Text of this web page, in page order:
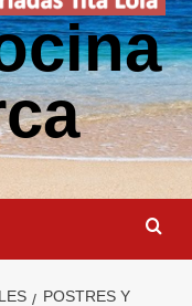
POSTRES Y